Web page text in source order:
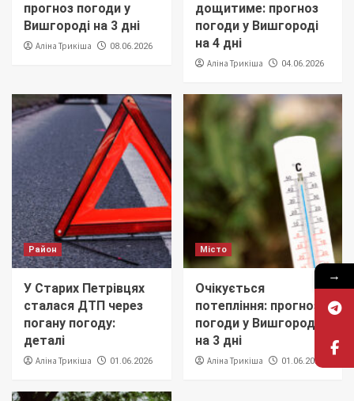
прогноз погоди у
Вишгороді на 3 дні
Аліна Трикіша 08.06.2026
дощитиме: прогноз
погоди у Вишгороді
на 4 дні
Аліна Трикіша 04.06.2026
Район
У Старих Петрівцях
сталася ДТП через
погану погоду:
деталі
Аліна Трикіша 01.06.2026
Місто
Очікується
потепління: прогноз
погоди у Вишгороді
на 3 дні
Аліна Трикіша 01.06.2026
→